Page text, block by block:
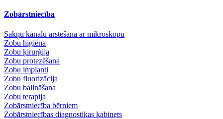
Zobārstniecība
Sakņu kanālu ārstēšana ar mikroskopu
Zobu higiēna
Zobu ķirurģija
Zobu protezēšana
Zobu implanti
Zobu fluorizācija
Zobu balināšana
Zobu terapija
Zobārstniecība bērniem
Zobārstniecības diagnostikas kabinets